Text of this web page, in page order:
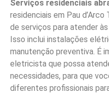
Serviços residenciais
residenciais em Pau
de serviços para atender
Isso inclui instalações
manutenção preventiva. É
eletricista que possa
necessidades, para que
diferentes profissionais